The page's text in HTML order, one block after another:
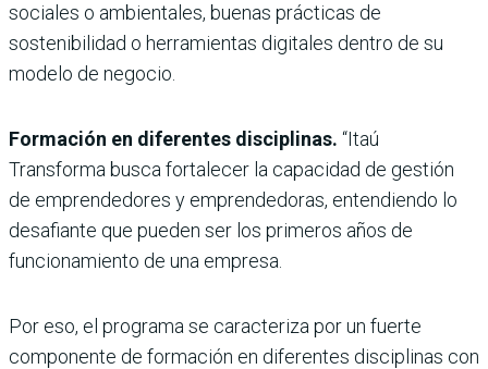
sociales o ambientales, buenas prácticas de
sostenibilidad o herramientas digitales dentro de su
modelo de negocio.
Formación en diferentes disciplinas. “Itaú
Transforma busca fortalecer la capacidad de gestión
de emprendedores y emprendedoras, entendiendo lo
desafiante que pueden ser los primeros años de
funcionamiento de una empresa.
Por eso, el programa se caracteriza por un fuerte
componente de formación en diferentes disciplinas con